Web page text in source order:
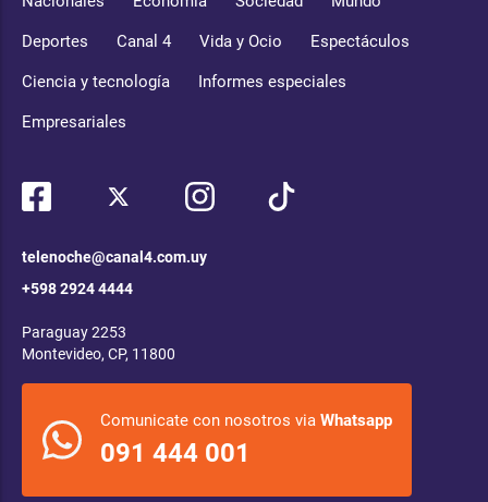
Deportes Canal 4 Vida y Ocio Espectáculos
Ciencia y tecnología Informes especiales
Empresariales
telenoche@canal4.com.uy
+598 2924 4444
Paraguay 2253
Montevideo, CP, 11800
Comunicate con nosotros via Whatsapp
091 444 001